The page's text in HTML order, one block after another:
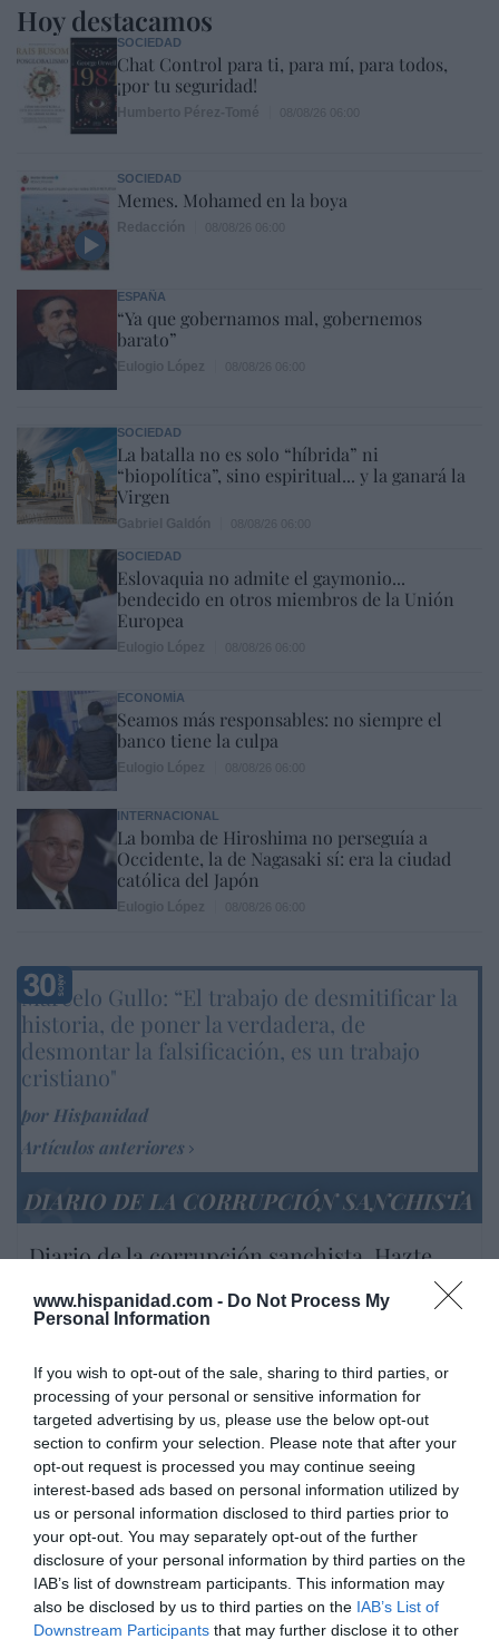
www.hispanidad.com - Do Not Process My
Personal Information
If you wish to opt-out of the sale, sharing to third parties, or
processing of your personal or sensitive information for
targeted advertising by us, please use the below opt-out
section to confirm your selection. Please note that after your
opt-out request is processed you may continue seeing
interest-based ads based on personal information utilized by
us or personal information disclosed to third parties prior to
your opt-out. You may separately opt-out of the further
disclosure of your personal information by third parties on the
IAB’s list of downstream participants. This information may
also be disclosed by us to third parties on the IAB’s List of
Downstream Participants that may further disclose it to other
Hoy destacamos
SOCIEDAD
Chat Control para ti, para mí, para todos,
¡por tu seguridad!
SOCIEDAD
Memes. Mohamed en la boya
ESPAÑA
“Ya que gobernamos mal, gobernemos
barato”
SOCIEDAD
La batalla no es solo “híbrida” ni
“biopolítica”, sino espiritual... y la ganará la
Virgen
SOCIEDAD
Eslovaquia no admite el gaymonio...
bendecido en otros miembros de la Unión
Europea
ECONOMÍA
Seamos más responsables: no siempre el
banco tiene la culpa
INTERNACIONAL
La bomba de Hiroshima no perseguía a
Occidente, la de Nagasaki sí: era la ciudad
católica del Japón
Marcelo Gullo: “El trabajo de desmitificar la
historia, de poner la verdadera, de
desmontar la falsificación, es un trabajo
cristiano"
por Hispanidad
Artículos anteriores
DIARIO DE LA CORRUPCIÓN SANCHISTA
Diario de la corrupción sanchista. Hazte
“Pedro Sánchez es un criminal”
Artículos anteriores
Opinión
Enormes minucias
por Eulogio López